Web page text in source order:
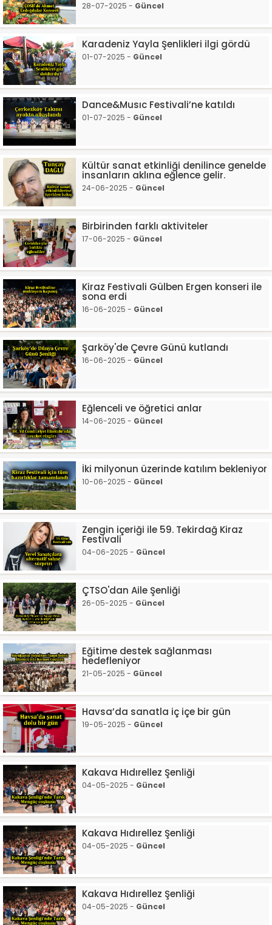
28-07-2025 - Güncel
Karadeniz Yayla Şenlikleri ilgi gördü
01-07-2025 - Güncel
Dance&Musıc Festivali’ne katıldı
01-07-2025 - Güncel
Kültür sanat etkinliği denilince genelde
insanların aklına eğlence gelir.
24-06-2025 - Güncel
Birbirinden farklı aktiviteler
17-06-2025 - Güncel
Kiraz Festivali Gülben Ergen konseri ile
sona erdi
16-06-2025 - Güncel
Şarköy'de Çevre Günü kutlandı
16-06-2025 - Güncel
Eğlenceli ve öğretici anlar
14-06-2025 - Güncel
İki milyonun üzerinde katılım bekleniyor
10-06-2025 - Güncel
Zengin içeriği ile 59. Tekirdağ Kiraz
Festivali
04-06-2025 - Güncel
ÇTSO'dan Aile Şenliği
26-05-2025 - Güncel
Eğitime destek sağlanması
hedefleniyor
21-05-2025 - Güncel
Havsa’da sanatla iç içe bir gün
19-05-2025 - Güncel
Kakava Hıdırellez Şenliği
04-05-2025 - Güncel
Kakava Hıdırellez Şenliği
04-05-2025 - Güncel
Kakava Hıdırellez Şenliği
04-05-2025 - Güncel